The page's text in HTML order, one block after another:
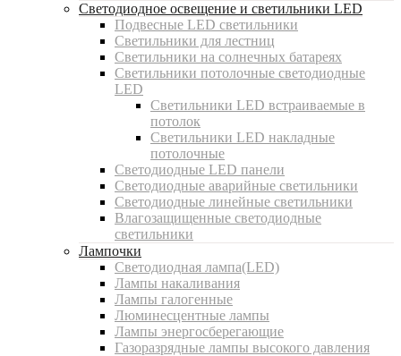
Светодиодное освещение и светильники LED
Подвесные LED светильники
Светильники для лестниц
Светильники на солнечных батареях
Светильники потолочные светодиодные
LED
Cветильники LED встраиваемые в
потолок
Светильники LED накладные
потолочные
Светодиодные LED панели
Светодиодные аварийные светильники
Светодиодные линейные светильники
Влагозащищенные светодиодные
светильники
Лампочки
Светодиодная лампа(LED)
Лампы накаливания
Лампы галогенные
Люминесцентные лампы
Лампы энергосберегающие
Газоразрядные лампы высокого давления